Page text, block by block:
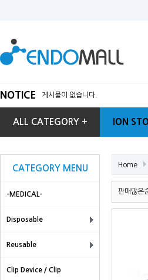
NOTICE 게시물이 없습니다.
ALL CATEGORY + ION
CATEGORY MENU
-MEDICAL-
Disposable
Reusable
Clip Device / Clip
Home
판매많은